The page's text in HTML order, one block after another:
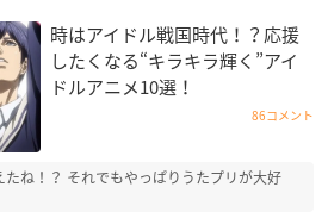
時はアイドル戦国時代！？応援
したくなる“キラキラ輝く”アイ
ドルアニメ10選！
86コメント
たね！？ それでもやっぱりうたプリが大好